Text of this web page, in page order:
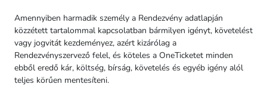
Amennyiben harmadik személy a Rendezvény adatlapján
közzétett tartalommal kapcsolatban bármilyen igényt, követelést
vagy jogvitát kezdeményez, azért kizárólag a
Rendezvényszervező felel, és köteles a OneTicketet minden
ebből eredő kár, költség, bírság, követelés és egyéb igény alól
teljes körűen mentesíteni.